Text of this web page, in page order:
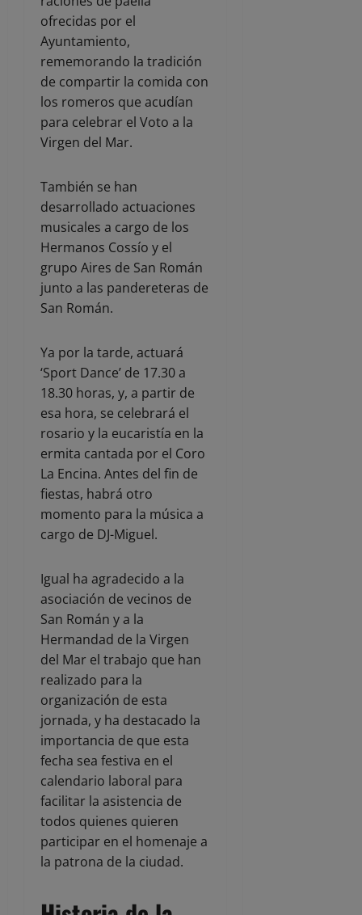
ofrecidas por el
Ayuntamiento,
rememorando la tradición
de compartir la comida con
los romeros que acudían
para celebrar el Voto a la
Virgen del Mar.
También se han
desarrollado actuaciones
musicales a cargo de los
Hermanos Cossío y el
grupo Aires de San Román
junto a las pandereteras de
San Román.
Ya por la tarde, actuará
‘Sport Dance’ de 17.30 a
18.30 horas, y, a partir de
esa hora, se celebrará el
rosario y la eucaristía en la
ermita cantada por el Coro
La Encina. Antes del fin de
fiestas, habrá otro
momento para la música a
cargo de DJ-Miguel.
Igual ha agradecido a la
asociación de vecinos de
San Román y a la
Hermandad de la Virgen
del Mar el trabajo que han
realizado para la
organización de esta
jornada, y ha destacado la
importancia de que esta
fecha sea festiva en el
calendario laboral para
facilitar la asistencia de
todos quienes quieren
participar en el homenaje a
la patrona de la ciudad.